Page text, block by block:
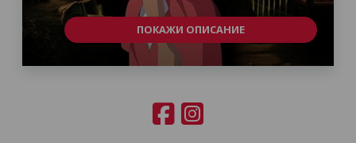
ПОКАЖИ ОПИСАНИЕ